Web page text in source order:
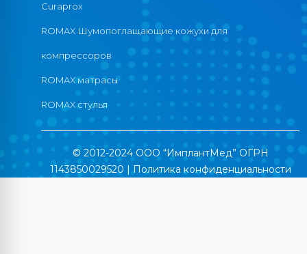
Curaprox
ROMAX Шумопоглащающие кожухи для
компрессоров
ROMAX матрасы
ROMAX стулья
© 2012-2024 ООО “ИмплантМед” ОГРН
1143850029520 |Политика конфиденциальности